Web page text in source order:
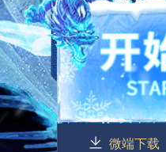
微端下载